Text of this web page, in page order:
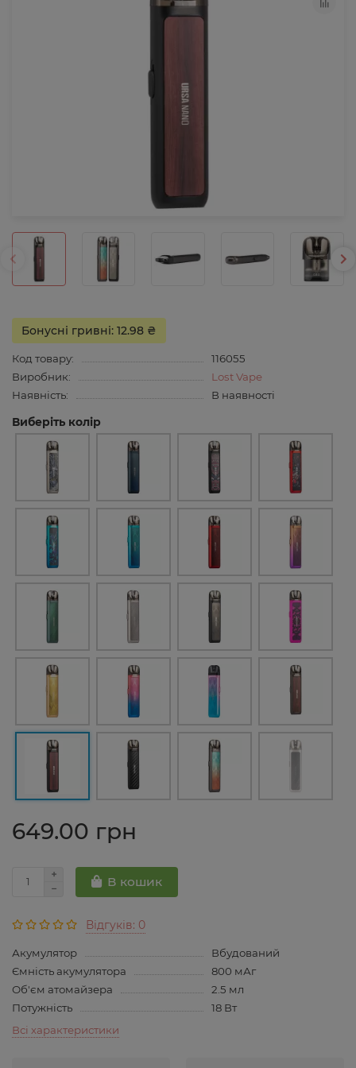
Бонусні гривні: 12.98 ₴
Код товару:
116055
Виробник:
Lost Vape
Наявність:
В наявності
Виберіть колір
649.00 грн
В кошик
Відгуків: 0
Акумулятор
Вбудований
Ємність акумулятора
800 мАг
Об'єм атомайзера
2.5 мл
Потужність
18 Вт
Всі характеристики